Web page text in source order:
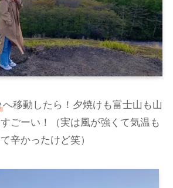
へ移動したら！夕焼けも富士山も山
ごーい！（実は風が強くて気温も
辛かったけど笑）